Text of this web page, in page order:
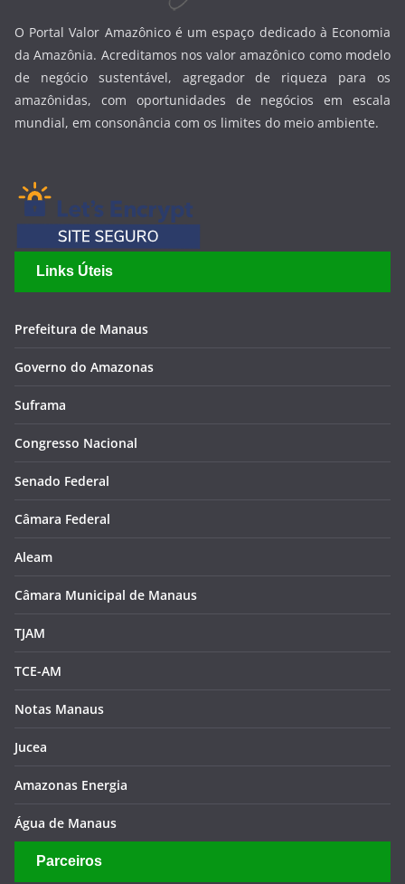
O Portal Valor Amazônico é um espaço dedicado à Economia
da Amazônia. Acreditamos nos valor amazônico como modelo
de negócio sustentável, agregador de riqueza para os
amazônidas, com oportunidades de negócios em escala
mundial, em consonância com os limites do meio ambiente.
Links Úteis
Prefeitura de Manaus
Governo do Amazonas
Suframa
Congresso Nacional
Senado Federal
Câmara Federal
Aleam
Câmara Municipal de Manaus
TJAM
TCE-AM
Notas Manaus
Jucea
Amazonas Energia
Água de Manaus
Parceiros